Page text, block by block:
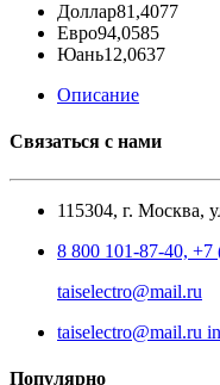
Доллар81,4077
Евро94,0585
Юань12,0637
Описание
Связаться с нами
115304, г. Москва,
8 800 101-87-40, +7
taiselectro@mail.ru
taiselectro@mail.ru
Популярно